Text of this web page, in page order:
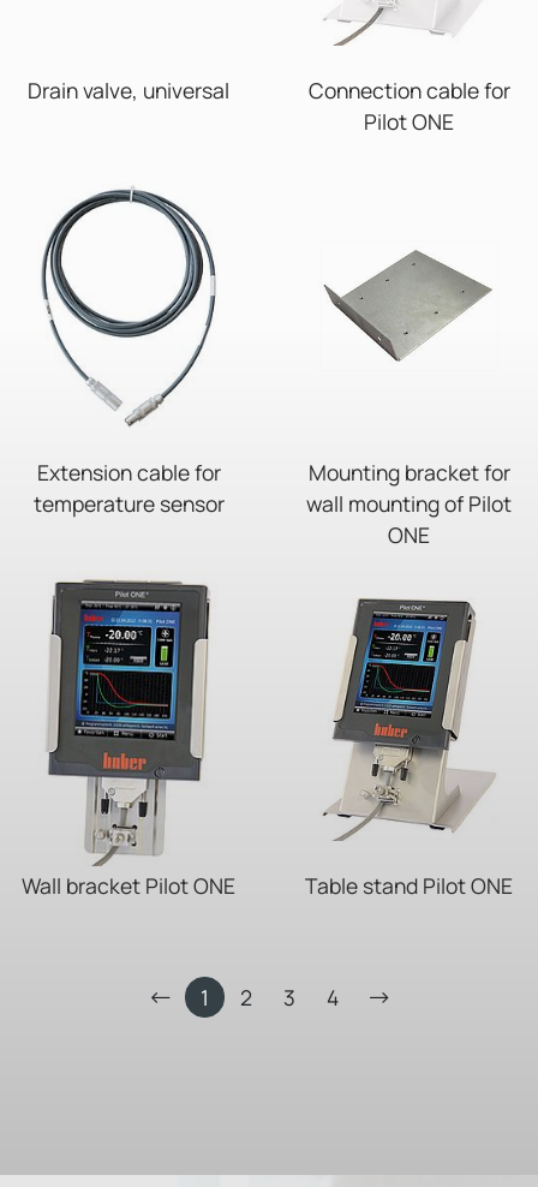
Drain valve, universal
Connection cable for
Pilot ONE
Extension cable for
temperature sensor
Mounting bracket for
wall mounting of Pilot
ONE
Wall bracket Pilot ONE Table stand Pilot ONE
1 2 3 4